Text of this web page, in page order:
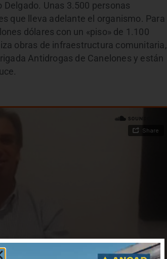
Delgado. Unas 3.500 personas
que lleva adelante el organismo. Para
dólares con un «piso» de 1.100
obras de infraestructura comunitaria,
Antidrogas de Canelones y están